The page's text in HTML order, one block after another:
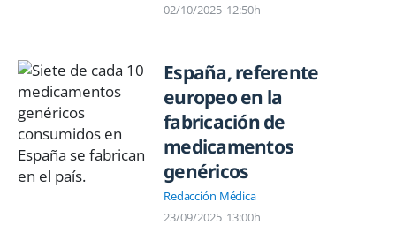
02/10/2025 12:50h
España, referente
europeo en la
fabricación de
medicamentos
genéricos
Redacción Médica
23/09/2025 13:00h